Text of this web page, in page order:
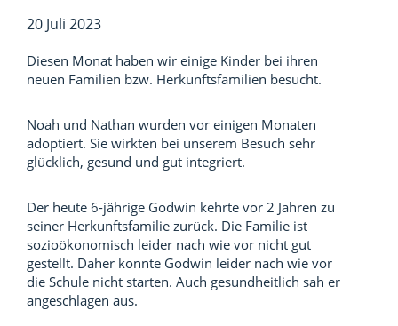
20 Juli 2023
Diesen Monat haben wir einige Kinder bei ihren
neuen Familien bzw. Herkunftsfamilien besucht.
Noah und Nathan wurden vor einigen Monaten
adoptiert. Sie wirkten bei unserem Besuch sehr
glücklich, gesund und gut integriert.
Der heute 6-jährige Godwin kehrte vor 2 Jahren zu
seiner Herkunftsfamilie zurück. Die Familie ist
sozioökonomisch leider nach wie vor nicht gut
gestellt. Daher konnte Godwin leider nach wie vor
die Schule nicht starten. Auch gesundheitlich sah er
angeschlagen aus.